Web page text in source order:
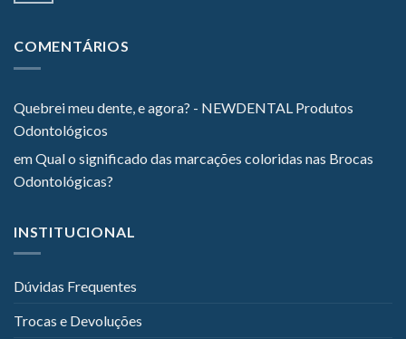
COMENTÁRIOS
Quebrei meu dente, e agora? - NEWDENTAL Produtos
Odontológicos
emQual o significado das marcações coloridas nas Brocas
Odontológicas?
INSTITUCIONAL
Dúvidas Frequentes
Trocas e Devoluções